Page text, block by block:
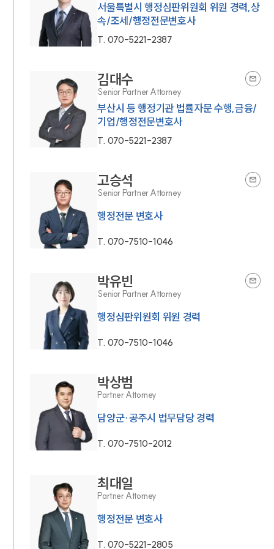
서울특별시 행정심판위원회 위원 경력,상
속/조세/행정전문변호사
T. 070-5221-2387
김대수
Senior Partner Attorney
부산시 등 행정기관 법률자문 수행,금융/
기업/행정전문변호사
T. 070-5221-2387
고승석
Senior Partner Attorney
행정전문 변호사
T. 070-7510-1046
박유빈
Senior Partner Attorney
행정심판위원회 위원 경력
T. 070-7510-1046
박상범
Partner Attorney
담양군·공주시 법무담당 경력
T. 070-7510-2012
최대일
Partner Attorney
행정전문 변호사
T. 070-5221-2805